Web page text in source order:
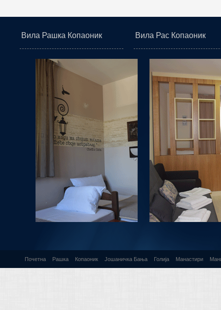
Вила Рашка Копаоник Вила Рас Копаоник
Почетна Рашка Копаоник Јошаничка Бања Голија Манастири